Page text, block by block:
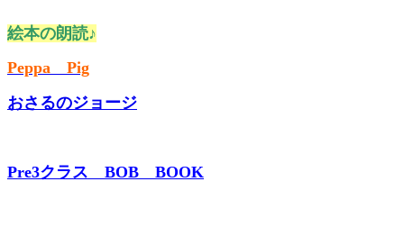
絵本の朗読♪
Peppa Pig
おさるのジョージ
Pre3クラス BOB BOOK